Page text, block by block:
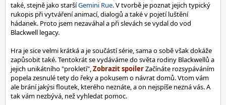
také, stejně jako staršíGemini Rue. V tvorbě je poznat jejich typický
rukopis při vytváření animací, dialogů a také v pojetí luštění
hádanek. Proto jsem nezaváhal a při slevách se vydal do vod
Blackwell legacy.
Hra je sice velmi krátká a je součástí série, sama o sobě však dokáže
zapůsobit také. Tentokrát se vydáváme do světa rodiny Blackwellů a
jejich unikátního "prokletí",
Začínáte rozsypáváním
popela zesnulé tety do řeky a pokusem o návrat domů. Vtom vám
ale brání jakýsi floutek, kterého neznáte, a on nejspíše nezná vás. A
tak vám nezbývá, než vyhledat pomoc.